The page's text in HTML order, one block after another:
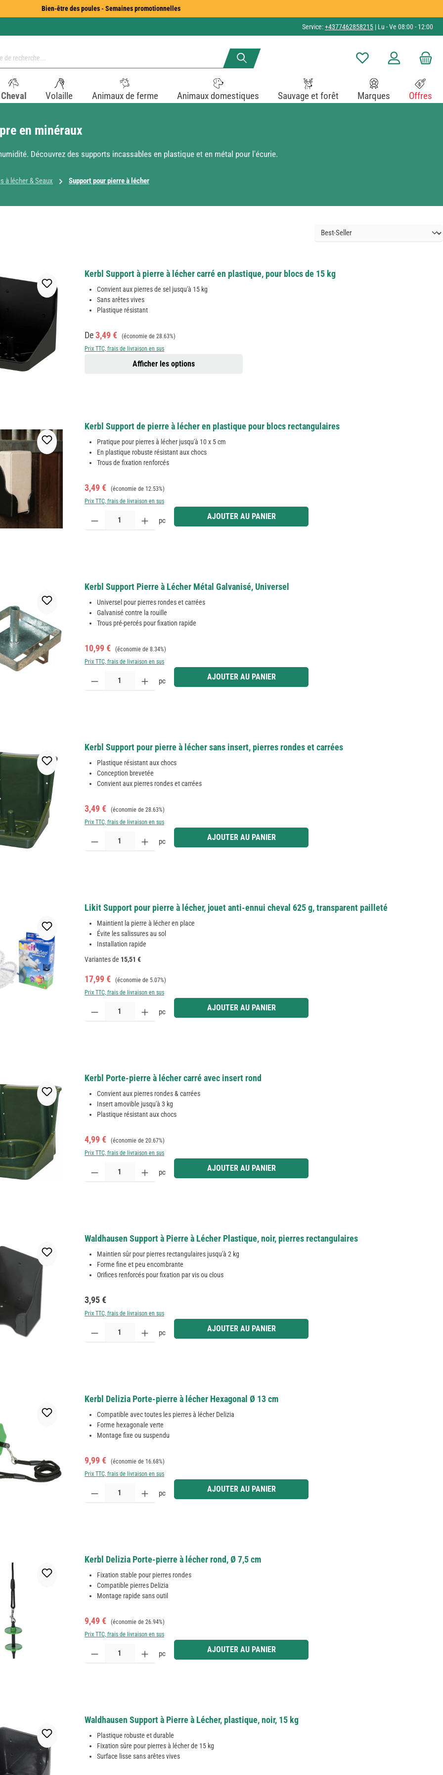
Bien-être des poules - Semaines promotionnelles
Service:+4377462858215 | Lu - Ve 08:00 - 12:00
Vous avez 0 articles dans
Cheval Volaille Animaux de ferme Animaux domestiques Sauvage et forêt Marques Offres
en minéraux
Découvrez des supports incassables en plastique et en métal pour l'écurie.
à lécher & Seaux Support pour pierre à lécher
Kerbl Support à pierre à lécher carré en plastique, pour blocs de 15 kg
Convient aux pierres de sel jusqu'à 15 kg
Sans arêtes vives
Plastique résistant
Prix de vente :
De3,49 € Prix régulier :
(économie de 28.63%)
Prix TTC, frais de livraison en sus
Afficher les options
Kerbl Support de pierre à lécher en plastique pour blocs rectangulaires
Pratique pour pierres à lécher jusqu'à 10 x 5 cm
En plastique robuste résistant aux chocs
Trous de fixation renforcés
Prix de vente :
3,49 € Prix régulier :
(économie de 12.53%)
Prix TTC, frais de livraison en sus
Quantité de produit : Entrez la quantité souhaitée ou utilisez les boutons pour augmenter ou diminuer la quantité.
pc AJOUTER AU PANIER
Kerbl Support Pierre à Lécher Métal Galvanisé, Universel
Universel pour pierres rondes et carrées
Galvanisé contre la rouille
Trous pré-percés pour fixation rapide
Prix de vente :
10,99 € Prix régulier :
(économie de 8.34%)
Prix TTC, frais de livraison en sus
Quantité de produit : Entrez la quantité souhaitée ou utilisez les boutons pour augmenter ou diminuer la quantité.
pc AJOUTER AU PANIER
Kerbl Support pour pierre à lécher sans insert, pierres rondes et carrées
Plastique résistant aux chocs
Conception brevetée
Convient aux pierres rondes et carrées
Prix de vente :
3,49 € Prix régulier :
(économie de 28.63%)
Prix TTC, frais de livraison en sus
Quantité de produit : Entrez la quantité souhaitée ou utilisez les boutons pour augmenter ou diminuer la quantité.
pc AJOUTER AU PANIER
Likit Support pour pierre à lécher, jouet anti-ennui cheval 625 g, transparent pailleté
Maintient la pierre à lécher en place
Évite les salissures au sol
Installation rapide
Variantes de 15,51 €
Prix de vente :
17,99 € Prix régulier :
(économie de 5.07%)
Prix TTC, frais de livraison en sus
Quantité de produit : Entrez la quantité souhaitée ou utilisez les boutons pour augmenter ou diminuer la quantité.
pc AJOUTER AU PANIER
Kerbl Porte-pierre à lécher carré avec insert rond
Convient aux pierres rondes & carrées
Insert amovible jusqu'à 3 kg
Plastique résistant aux chocs
Prix de vente :
4,99 € Prix régulier :
(économie de 20.67%)
Prix TTC, frais de livraison en sus
Quantité de produit : Entrez la quantité souhaitée ou utilisez les boutons pour augmenter ou diminuer la quantité.
pc AJOUTER AU PANIER
Waldhausen Support à Pierre à Lécher Plastique, noir, pierres rectangulaires
Maintien sûr pour pierres rectangulaires jusqu'à 2 kg
Forme fine et peu encombrante
Orifices renforcés pour fixation par vis ou clous
Prix régulier :
3,95 €
Prix TTC, frais de livraison en sus
Quantité de produit : Entrez la quantité souhaitée ou utilisez les boutons pour augmenter ou diminuer la quantité.
pc AJOUTER AU PANIER
Kerbl Delizia Porte-pierre à lécher Hexagonal Ø 13 cm
Compatible avec toutes les pierres à lécher Delizia
Forme hexagonale verte
Montage fixe ou suspendu
Prix de vente :
9,99 € Prix régulier :
(économie de 16.68%)
Prix TTC, frais de livraison en sus
Quantité de produit : Entrez la quantité souhaitée ou utilisez les boutons pour augmenter ou diminuer la quantité.
pc AJOUTER AU PANIER
Kerbl Delizia Porte-pierre à lécher rond, Ø 7,5 cm
Fixation stable pour pierres rondes
Compatible pierres Delizia
Montage rapide sans outil
Prix de vente :
9,49 € Prix régulier :
(économie de 26.94%)
Prix TTC, frais de livraison en sus
Quantité de produit : Entrez la quantité souhaitée ou utilisez les boutons pour augmenter ou diminuer la quantité.
pc AJOUTER AU PANIER
Waldhausen Support à Pierre à Lécher, plastique, noir, 15 kg
Plastique robuste et durable
Fixation sûre pour pierres à lécher de 15 kg
Surface lisse sans arêtes vives